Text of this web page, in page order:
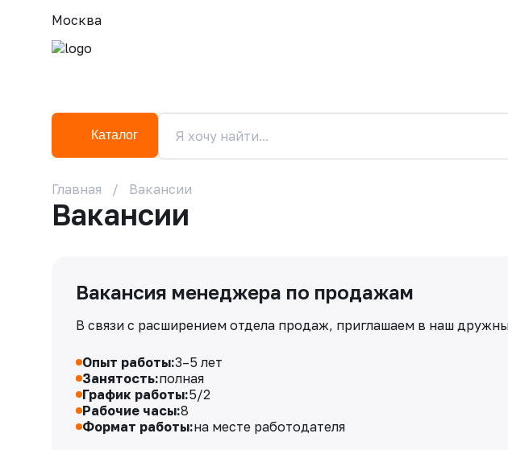
Москва
Каталог
Главная Вакансии
Вакансии
Вакансия менеджера по продажам
В связи с расширением отдела продаж, приглашаем в наш
Опыт работы:3–5 лет
Занятость:полная
График работы:5/2
Рабочие часы:8
Формат работы:на месте работодателя